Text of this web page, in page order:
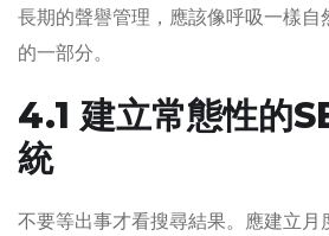
長期的聲譽管理，應該像呼吸一樣自
的一部分。
4.1 建立常態性的
統
不要等出事才看搜尋結果。應建立月